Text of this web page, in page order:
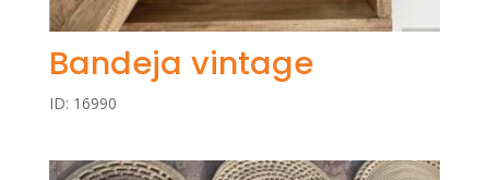
Bandeja vintage
ID: 16990